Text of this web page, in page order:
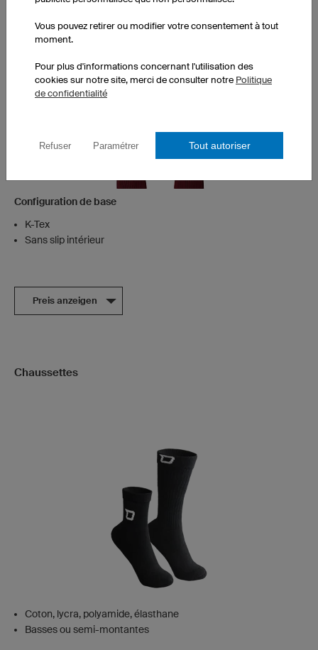
Configuration de base
K-Tex
Sans slip intérieur
Preis anzeigen
Chaussettes
Coton, lycra, polyamide, élasthane
Basses ou semi-montantes
Vous pouvez retirer ou modifier votre consentement à tout
moment.
Pour plus d'informations concernant l'utilisation des
cookies sur notre site, merci de consulter notre Politique
de confidentialité
Refuser Paramétrer Tout autoriser